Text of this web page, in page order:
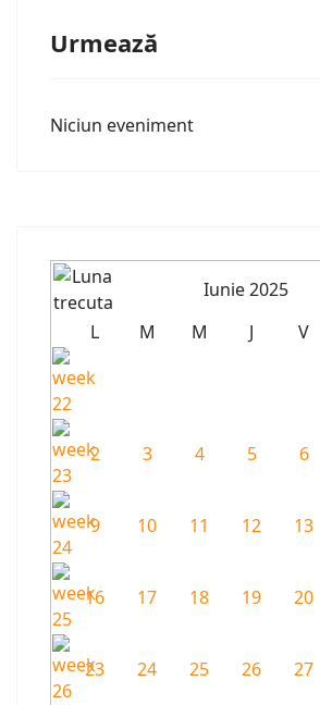
Urmează
Niciun eveniment
Iunie 2025
L
M M J V
2 3 4 5 6
9 10 11 12 13
16 17 18 19 20
23 24 25 26 27